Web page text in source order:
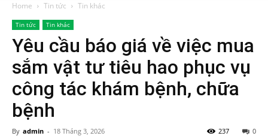
Home Tin tức Tin khác
Tin tức Tin khác
Yêu cầu báo giá về việc mua
sắm vật tư tiêu hao phục vụ
công tác khám bệnh, chữa
bệnh
By admin - 18 Tháng 3, 2026 0
237